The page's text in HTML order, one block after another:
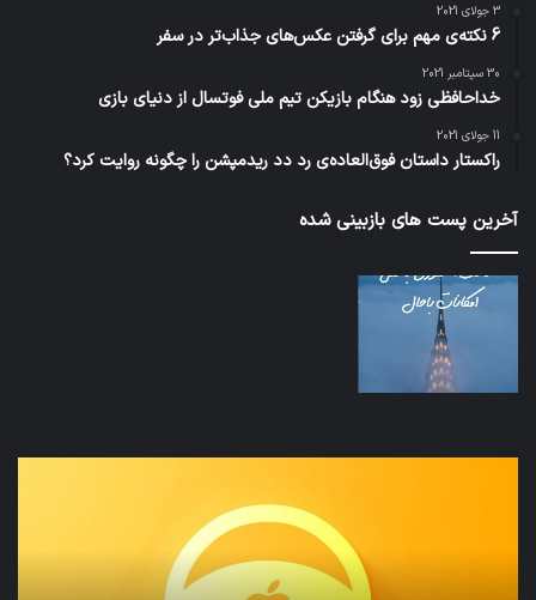
3 جولای 2021
6 نکته‌ی مهم برای گرفتن عکس‌های جذاب‌تر در سفر
30 سپتامبر 2021
خداحافظی زود هنگام بازیکن تیم ملی فوتسال از دنیای بازی
11 جولای 2021
راکستار داستان فوق‌العاده‌ی رد دد ریدمپشن را چگونه روایت کرد؟
آخرین پست های بازبینی شده